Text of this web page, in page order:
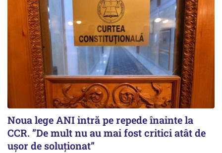
Noua lege ANI intră pe repede înainte la
CCR. ”De mult nu au mai fost critici atât de
ușor de soluționat”